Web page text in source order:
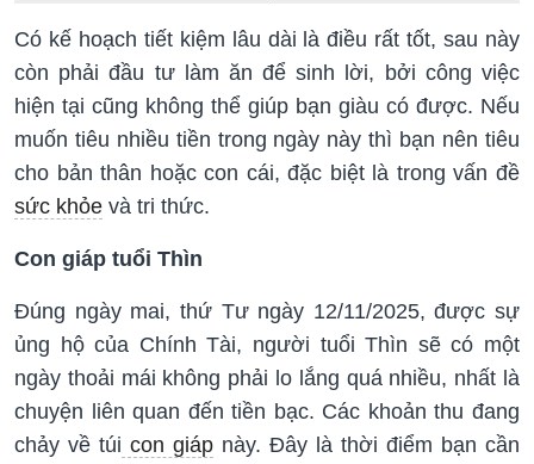
Có kế hoạch tiết kiệm lâu dài là điều rất tốt, sau này
còn phải đầu tư làm ăn để sinh lời, bởi công việc
hiện tại cũng không thể giúp bạn giàu có được. Nếu
muốn tiêu nhiều tiền trong ngày này thì bạn nên tiêu
cho bản thân hoặc con cái, đặc biệt là trong vấn đề
sức khỏe và tri thức.
Con giáp tuổi Thìn
Đúng ngày mai, thứ Tư ngày 12/11/2025, được sự
ủng hộ của Chính Tài, người tuổi Thìn sẽ có một
ngày thoải mái không phải lo lắng quá nhiều, nhất là
chuyện liên quan đến tiền bạc. Các khoản thu đang
chảy về túi con giáp này. Đây là thời điểm bạn cần